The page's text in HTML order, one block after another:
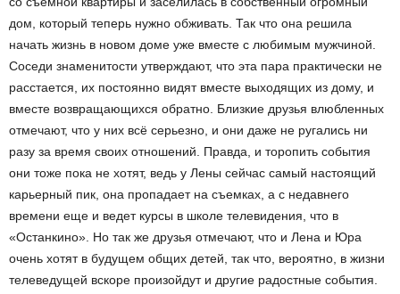
дом, который теперь нужно обживать. Так что она решила
начать жизнь в новом доме уже вместе с любимым мужчиной.
Соседи знаменитости утверждают, что эта пара практически не
расстается, их постоянно видят вместе выходящих из дому, и
вместе возвращающихся обратно. Близкие друзья влюбленных
отмечают, что у них всё серьезно, и они даже не ругались ни
разу за время своих отношений. Правда, и торопить события
они тоже пока не хотят, ведь у Лены сейчас самый настоящий
карьерный пик, она пропадает на съемках, а с недавнего
времени еще и ведет курсы в школе телевидения, что в
«Останкино». Но так же друзья отмечают, что и Лена и Юра
очень хотят в будущем общих детей, так что, вероятно, в жизни
телеведущей вскоре произойдут и другие радостные события.